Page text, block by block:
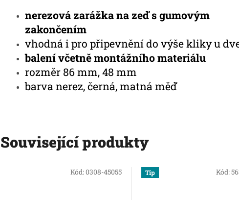
nerezová zarážka na zeď s gumovým
zakončením
vhodná i pro připevnění do výše kliky u
balení včetně montážního materiálu
rozměr 86 mm, 48 mm
barva nerez, černá, matná měď
Související produkty
Kód:0308-45055 Tip Kód: